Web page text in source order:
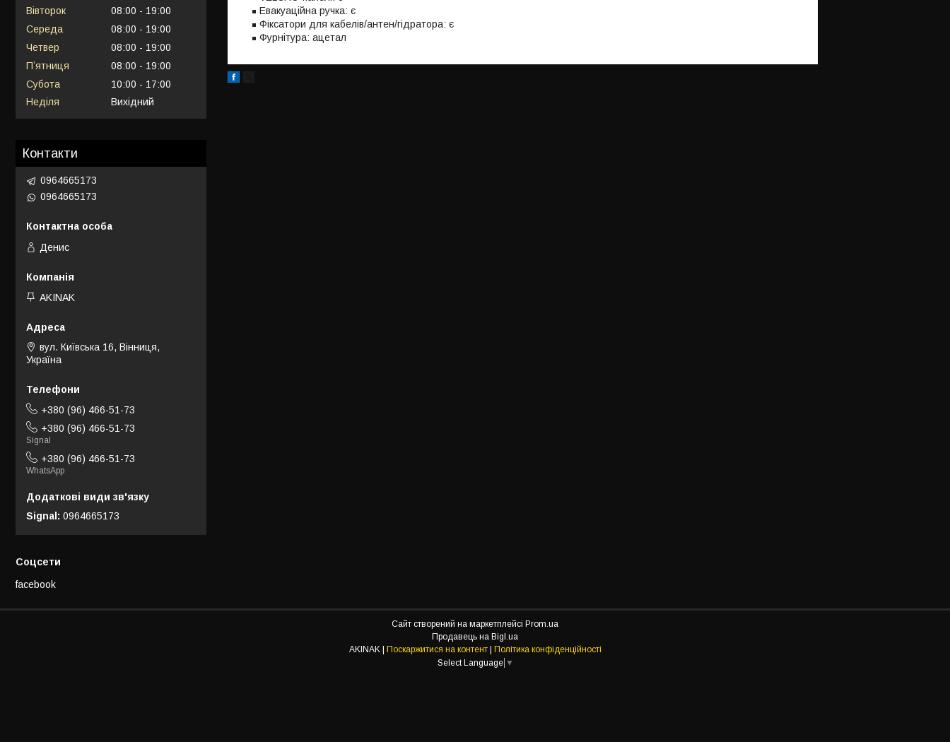
Евакуаційна ручка: є
Фіксатори для кабелів/антен/гідратора: є
Фурнітура: ацетал
Вівторок
08:00
19:00
Середа
08:00
19:00
Четвер
08:00
19:00
Пʼятниця
08:00
19:00
Субота
10:00
17:00
Неділя
Вихідний
Контакти
0964665173
0964665173
Денис
AKINAK
вул. Київська 16, Вінниця,
Україна
+380 (96) 466-51-73
+380 (96) 466-51-73
Signal
+380 (96) 466-51-73
WhatsApp
Signal 0964665173
Соцсети
facebook
Сайт створений на маркетплейсі Prom.ua
Продавець на Bigl.ua
Поскаржитися на контент
Політика конфіденційності
Select Language ▼